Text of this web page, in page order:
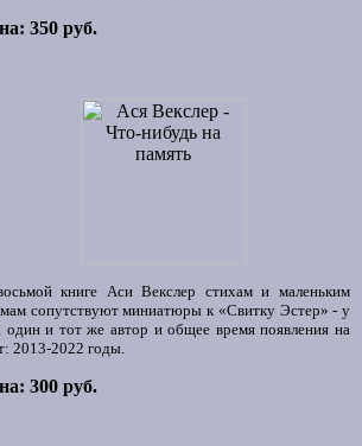
350 руб.
книге Аси Векслер стихам и маленьким
сопутствуют миниатюры к «Свитку Эстер» - у
один и тот же автор и общее время появления на
2013-2022 годы.
300 руб.